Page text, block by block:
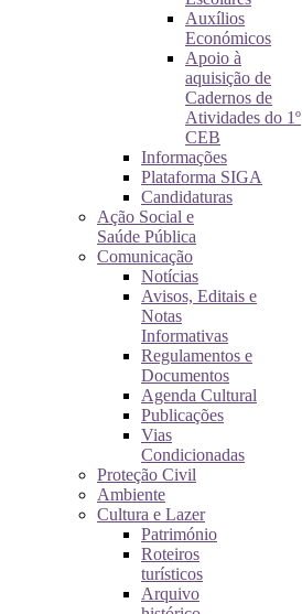
Auxílios
Económicos
Apoio à
aquisição de
Cadernos de
Atividades do 1º
CEB
Informações
Plataforma SIGA
Candidaturas
Ação Social e
Saúde Pública
Comunicação
Notícias
Avisos, Editais e
Notas
Informativas
Regulamentos e
Documentos
Agenda Cultural
Publicações
Vias
Condicionadas
Proteção Civil
Ambiente
Cultura e Lazer
Património
Roteiros
turísticos
Arquivo